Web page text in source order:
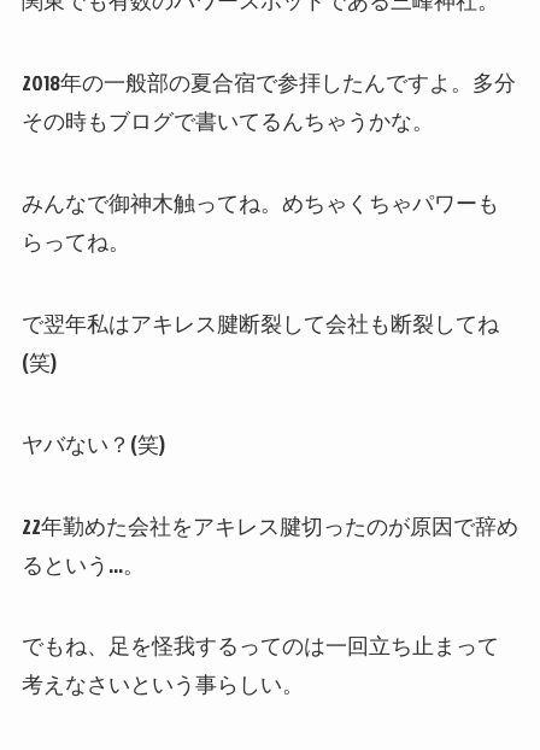
2018年の一般部の夏合宿で参拝したんですよ。多分
その時もブログで書いてるんちゃうかな。
みんなで御神木触ってね。めちゃくちゃパワーも
らってね。
で翌年私はアキレス腱断裂して会社も断裂してね
(笑)
ヤバない？(笑)
22年勤めた会社をアキレス腱切ったのが原因で辞め
るという…。
でもね、足を怪我するってのは一回立ち止まって
考えなさいという事らしい。